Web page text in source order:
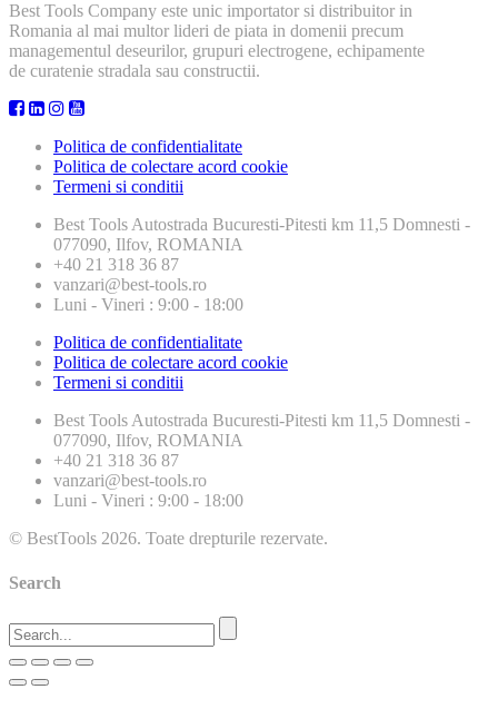
Best Tools Company este unic importator si distribuitor in
Romania al mai multor lideri de piata in domenii precum
managementul deseurilor, grupuri electrogene, echipamente
de curatenie stradala sau constructii.
Politica de confidentialitate
Politica de colectare acord cookie
Termeni si conditii
Best Tools Autostrada Bucuresti-Pitesti km 11,5 Domnesti -
077090, Ilfov, ROMANIA
+40 21 318 36 87
vanzari@best-tools.ro
Luni - Vineri : 9:00 - 18:00
Politica de confidentialitate
Politica de colectare acord cookie
Termeni si conditii
Best Tools Autostrada Bucuresti-Pitesti km 11,5 Domnesti -
077090, Ilfov, ROMANIA
+40 21 318 36 87
vanzari@best-tools.ro
Luni - Vineri : 9:00 - 18:00
© BestTools 2026. Toate drepturile rezervate.
Search